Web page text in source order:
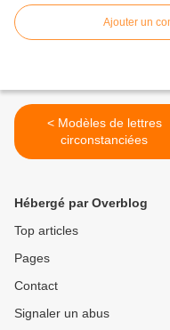
Ajouter un
< Modèles de lettres
circonstanciées
Hébergé par Overblog
Top articles
Pages
Contact
Signaler un abus